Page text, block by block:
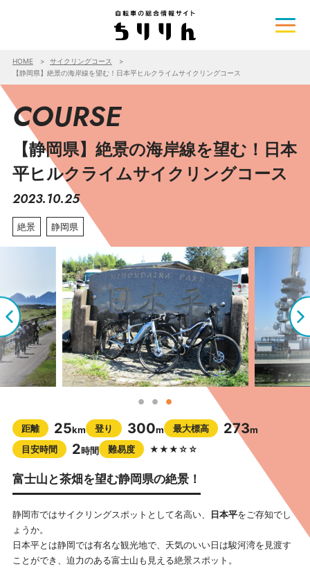
HOME
サイクリングコース
【静岡県】絶景の海岸線を望む！日本平ヒルクライムサイクリングコース
COURSE
【静岡県】絶景の海岸線を望む！日本
平ヒルクライムサイクリングコース
2023.10.25
絶景 静岡県
距離 25km 登り 300m 最大標高 273m
目安時間
2時間 難易度 ★★★☆☆
富士山と茶畑を望む静岡県の絶景！
静岡市ではサイクリングスポットとして名高い、 日本平をご存知でし
ょうか。
日本平とは静岡では有名な観光地で、天気のいい日は駿河湾を見渡す
ことができ、迫力のある富士山も見える絶景スポット。